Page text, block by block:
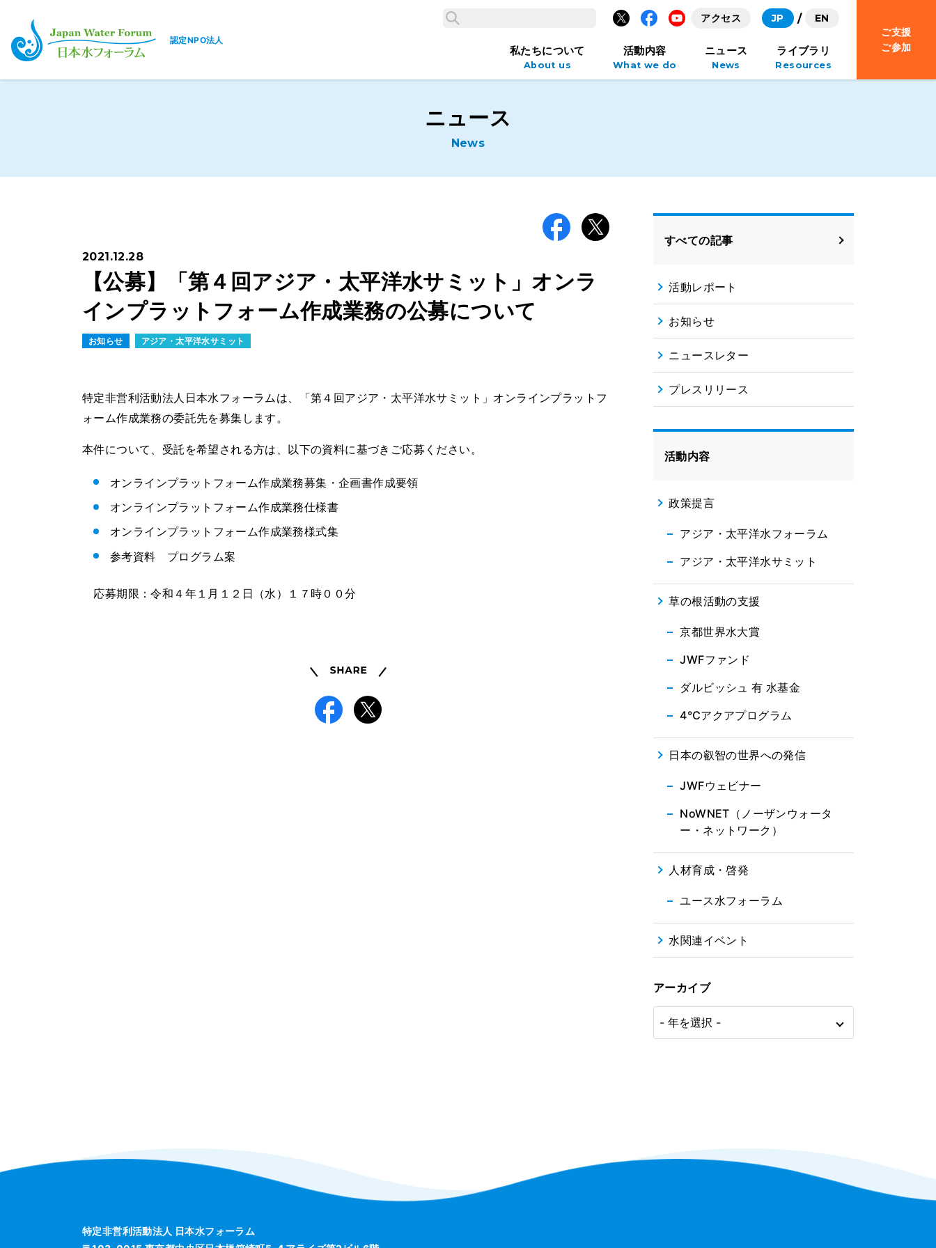
認定NPO法人
検索
アクセス EN
JP
私たちについて
About us
活動内容
What we do
ニュース
News
ライブラリ
Resources
ご支援
ご参加
ニュース
News
2021.12.28
【公募】「第４回アジア・太平洋水サミット」オンラ
インプラットフォーム作成業務の公募について
お知らせ アジア・太平洋水サミット
特定非営利活動法人日本水フォーラムは、「第４回アジア・太平洋水サミット」オンラインプラットフ
ォーム作成業務の委託先を募集します。
本件について、受託を希望される方は、以下の資料に基づきご応募ください。
オンラインプラットフォーム作成業務募集・企画書作成要領
オンラインプラットフォーム作成業務仕様書
オンラインプラットフォーム作成業務様式集
参考資料 プログラム案
応募期限：令和４年１月１２日（水）１７時００分
Share
すべての記事
活動レポート
お知らせ
ニュースレター
プレスリリース
活動内容
政策提言
アジア・太平洋水フォーラム
アジア・太平洋水サミット
草の根活動の支援
京都世界水大賞
JWFファンド
ダルビッシュ 有 水基金
4℃アクアプログラム
日本の叡智の世界への発信
JWFウェビナー
NoWNET（ノーザンウォータ
ー・ネットワーク）
人材育成・啓発
ユース水フォーラム
水関連イベント
アーカイブ
特定非営利活動法人 日本水フォーラム